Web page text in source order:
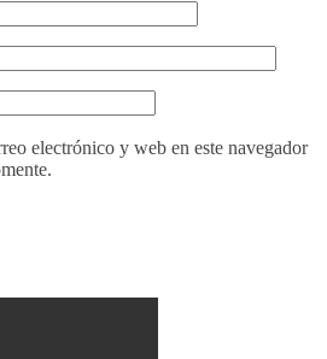
electrónico y web en este navegador